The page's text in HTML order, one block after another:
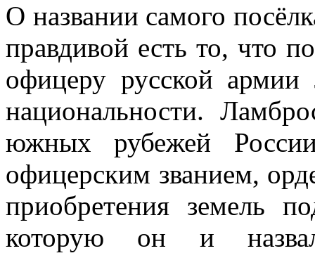
О названии самого
правдивой есть то, что
офицеру русской
национальности.
южных рубежей
офицерским званием,
приобретения земель
которую он и